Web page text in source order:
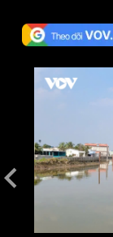
Thế giới